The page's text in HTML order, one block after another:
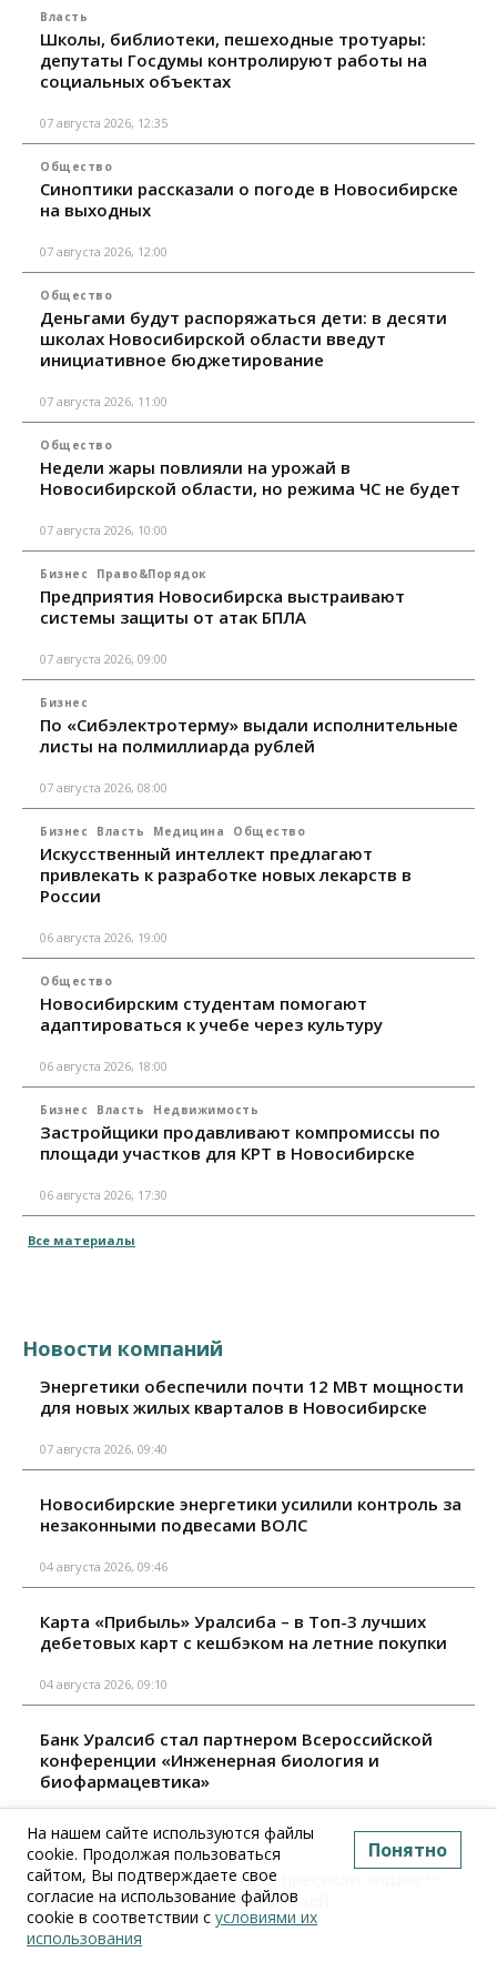
Власть
Школы, библиотеки, пешеходные тротуары:
депутаты Госдумы контролируют работы на
социальных объектах
07 августа 2026, 12:35
Общество
Синоптики рассказали о погоде в Новосибирске
на выходных
07 августа 2026, 12:00
Общество
Деньгами будут распоряжаться дети: в десяти
школах Новосибирской области введут
инициативное бюджетирование
07 августа 2026, 11:00
Общество
Недели жары повлияли на урожай в
Новосибирской области, но режима ЧС не будет
07 августа 2026, 10:00
Бизнес Право&Порядок
Предприятия Новосибирска выстраивают
системы защиты от атак БПЛА
07 августа 2026, 09:00
Бизнес
По «Сибэлектротерму» выдали исполнительные
листы на полмиллиарда рублей
07 августа 2026, 08:00
Бизнес Власть Медицина Общество
Искусственный интеллект предлагают
привлекать к разработке новых лекарств в
России
06 августа 2026, 19:00
Общество
Новосибирским студентам помогают
адаптироваться к учебе через культуру
06 августа 2026, 18:00
Бизнес Власть Недвижимость
Застройщики продавливают компромиссы по
площади участков для КРТ в Новосибирске
06 августа 2026, 17:30
Все материалы
Новости компаний
Энергетики обеспечили почти 12 МВт мощности
для новых жилых кварталов в Новосибирске
07 августа 2026, 09:40
Новосибирские энергетики усилили контроль за
незаконными подвесами ВОЛС
04 августа 2026, 09:46
Карта «Прибыль» Уралсиба – в Топ-3 лучших
дебетовых карт с кешбэком на летние покупки
04 августа 2026, 09:10
Банк Уралсиб стал партнером Всероссийской
конференции «Инженерная биология и
биофармацевтика»
03 августа 2026, 10:53
Новосибирские энергетики пресекли хищение
электроэнергии на 90 млн рублей
29 июля 2026, 13:37
На нашем сайте используются файлы
cookie. Продолжая пользоваться
сайтом, Вы подтверждаете свое
согласие на использование файлов
cookie в соответствии с условиями их
использования
Понятно